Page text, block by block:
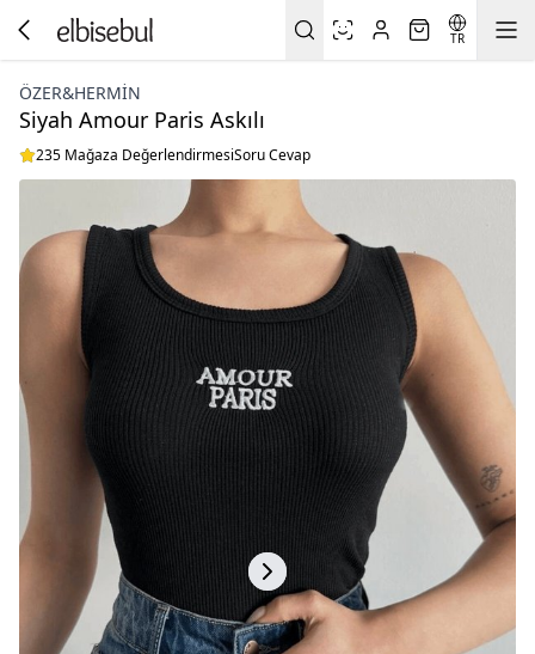
TR
ÖZER&HERMIN
Siyah Amour Paris Askılı
235 Mağaza DeğerlendirmesiSoru Cevap